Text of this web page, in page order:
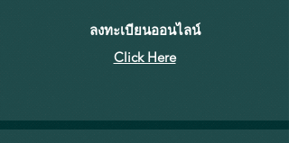
ลงทะเบียนออนไลน์
Click Here